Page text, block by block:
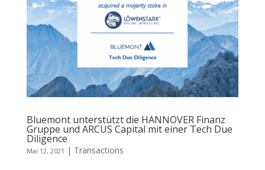
Bluemont unterstützt die HANNOVER Finanz
Gruppe und ARCUS Capital mit einer Tech Due
Diligence
Mai 12, 2021 | Transactions